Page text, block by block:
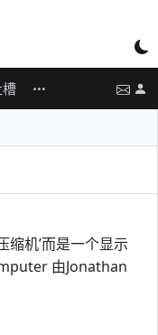
缩机’而是一个显示
由Jonathan